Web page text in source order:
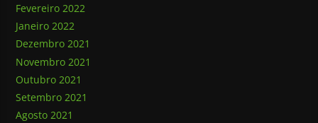
Fevereiro 2022
Janeiro 2022
Dezembro 2021
Novembro 2021
Outubro 2021
Setembro 2021
Agosto 2021